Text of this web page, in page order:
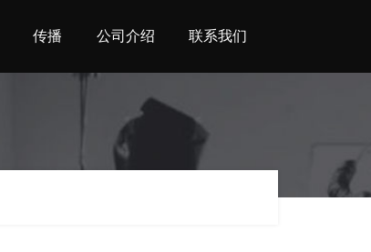
传播 公司介绍 联系我们